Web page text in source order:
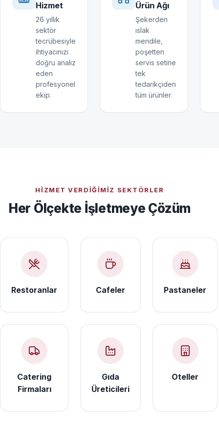
Hizmet
26 yıllık
sektör
tecrübesiyle
ihtiyacınızı
doğru analiz
eden
profesyonel
ekip.
Ürün Ağı
Şekerden
ıslak
mendile,
poşetten
servis setine
tek
tedarikçiden
tüm ürünler.
HIZMET VERDIĞIMIZ SEKTÖRLER
Her Ölçekte İşletmeye Çözüm
Restoranlar Cafeler Pastaneler
Catering
Firmaları
Gıda
Üreticileri
Oteller